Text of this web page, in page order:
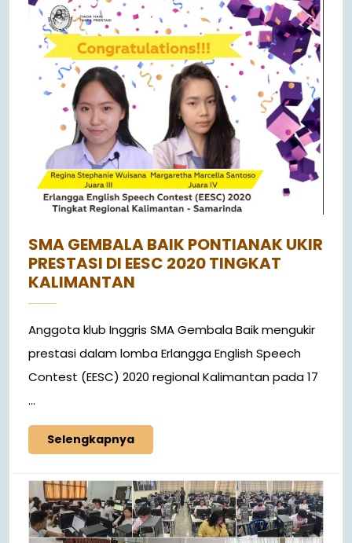
SMA GEMBALA BAIK PONTIANAK UKIR
PRESTASI DI EESC 2020 TINGKAT
KALIMANTAN
Anggota klub Inggris SMA Gembala Baik mengukir
prestasi dalam lomba Erlangga English Speech
Contest (EESC) 2020 regional Kalimantan pada 17
...
Selengkapnya